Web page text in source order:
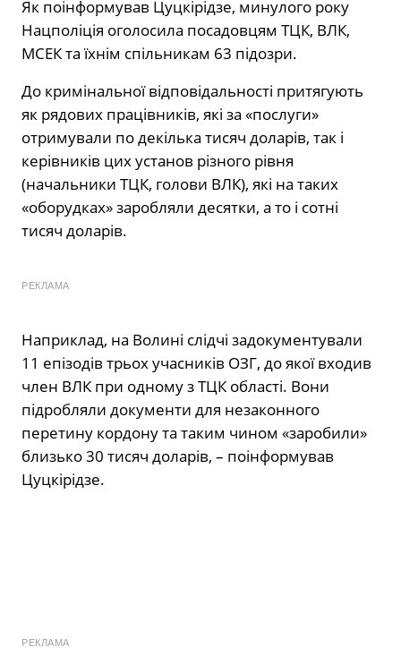
Як поінформував Цуцкірідзе, минулого року
Нацполіція оголосила посадовцям ТЦК, ВЛК,
МСЕК та їхнім спільникам 63 підозри.
До кримінальної відповідальності притягують
як рядових працівників, які за «послуги»
отримували по декілька тисяч доларів, так і
керівників цих установ різного рівня
(начальники ТЦК, голови ВЛК), які на таких
«оборудках» заробляли десятки, а то і сотні
тисяч доларів.
РЕКЛАМА
Наприклад, на Волині слідчі задокументували
11 епізодів трьох учасників ОЗГ, до якої входив
член ВЛК при одному з ТЦК області. Вони
підробляли документи для незаконного
перетину кордону та таким чином «заробили»
близько 30 тисяч доларів, – поінформував
Цуцкірідзе.
РЕКЛАМА